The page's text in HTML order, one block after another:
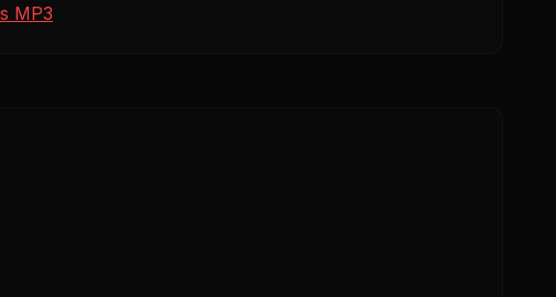
MP3